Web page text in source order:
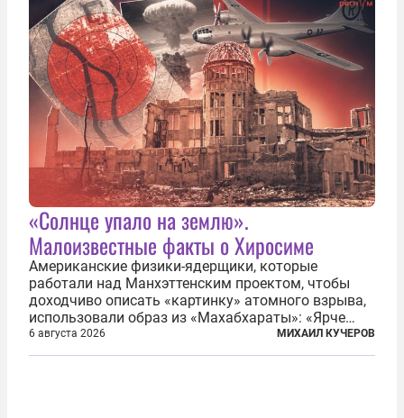
«Солнце упало на землю».
Малоизвестные факты о Хиросиме
Американские физики-ядерщики, которые
работали над Манхэттенским проектом, чтобы
доходчиво описать «картинку» атомного взрыва,
использовали образ из «Махабхараты»: «Ярче
тысячи солнц пылало это пламя». Не все жители
японских городов Хиросимы и Нагасаки, на
6 августа 2026 МИХАИЛ КУЧЕРОВ